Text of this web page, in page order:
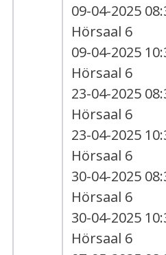
09-04-2025
Hörsaal 6
09-04-2025
Hörsaal 6
23-04-2025
Hörsaal 6
23-04-2025
Hörsaal 6
30-04-2025
Hörsaal 6
30-04-2025
Hörsaal 6